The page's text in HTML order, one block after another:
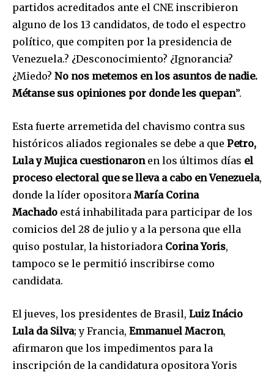
partidos acreditados ante el CNE inscribieron
alguno de los 13 candidatos, de todo el espectro
político, que compiten por la presidencia de
Venezuela.? ¿Desconocimiento? ¿Ignorancia?
¿Miedo? No nos metemos en los asuntos de nadie.
Métanse sus opiniones por donde les quepan”.
Esta fuerte arremetida del chavismo contra sus
históricos aliados regionales se debe a que Petro,
Lula y Mujica cuestionaronen los últimos días el
proceso electoral que se lleva a cabo en Venezuela,
donde la líder opositora María Corina
Machado está inhabilitada para participar de los
comicios del 28 de julio y a la persona que ella
quiso postular, la historiadora Corina Yoris,
tampoco se le permitió inscribirse como
candidata.
El jueves, los presidentes de Brasil, Luiz Inácio
Lula da Silva; y Francia, Emmanuel Macron,
afirmaron que los impedimentos para la
inscripción de la candidatura opositora Yoris